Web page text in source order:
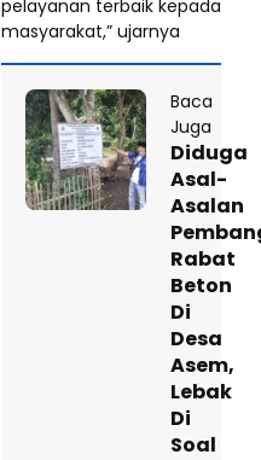
pelayanan terbaik kepada
masyarakat,” ujarnya
Baca
Juga
Diduga
Asal-
Asalan
Rabat
Beton
Di
Desa
Asem,
Lebak
Di
Soal